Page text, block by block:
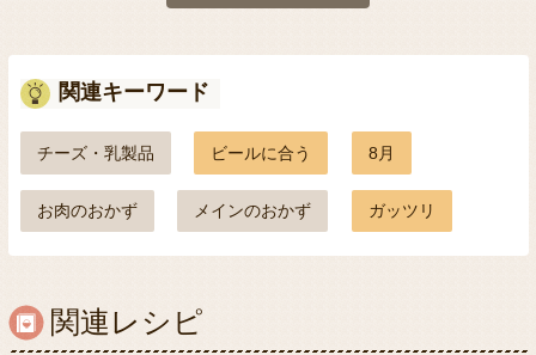
関連キーワード
チーズ・乳製品 ビールに合う 8月
お肉のおかず メインのおかず ガッツリ
関連レシピ